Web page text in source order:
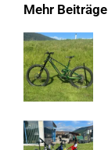
Mehr Beiträge